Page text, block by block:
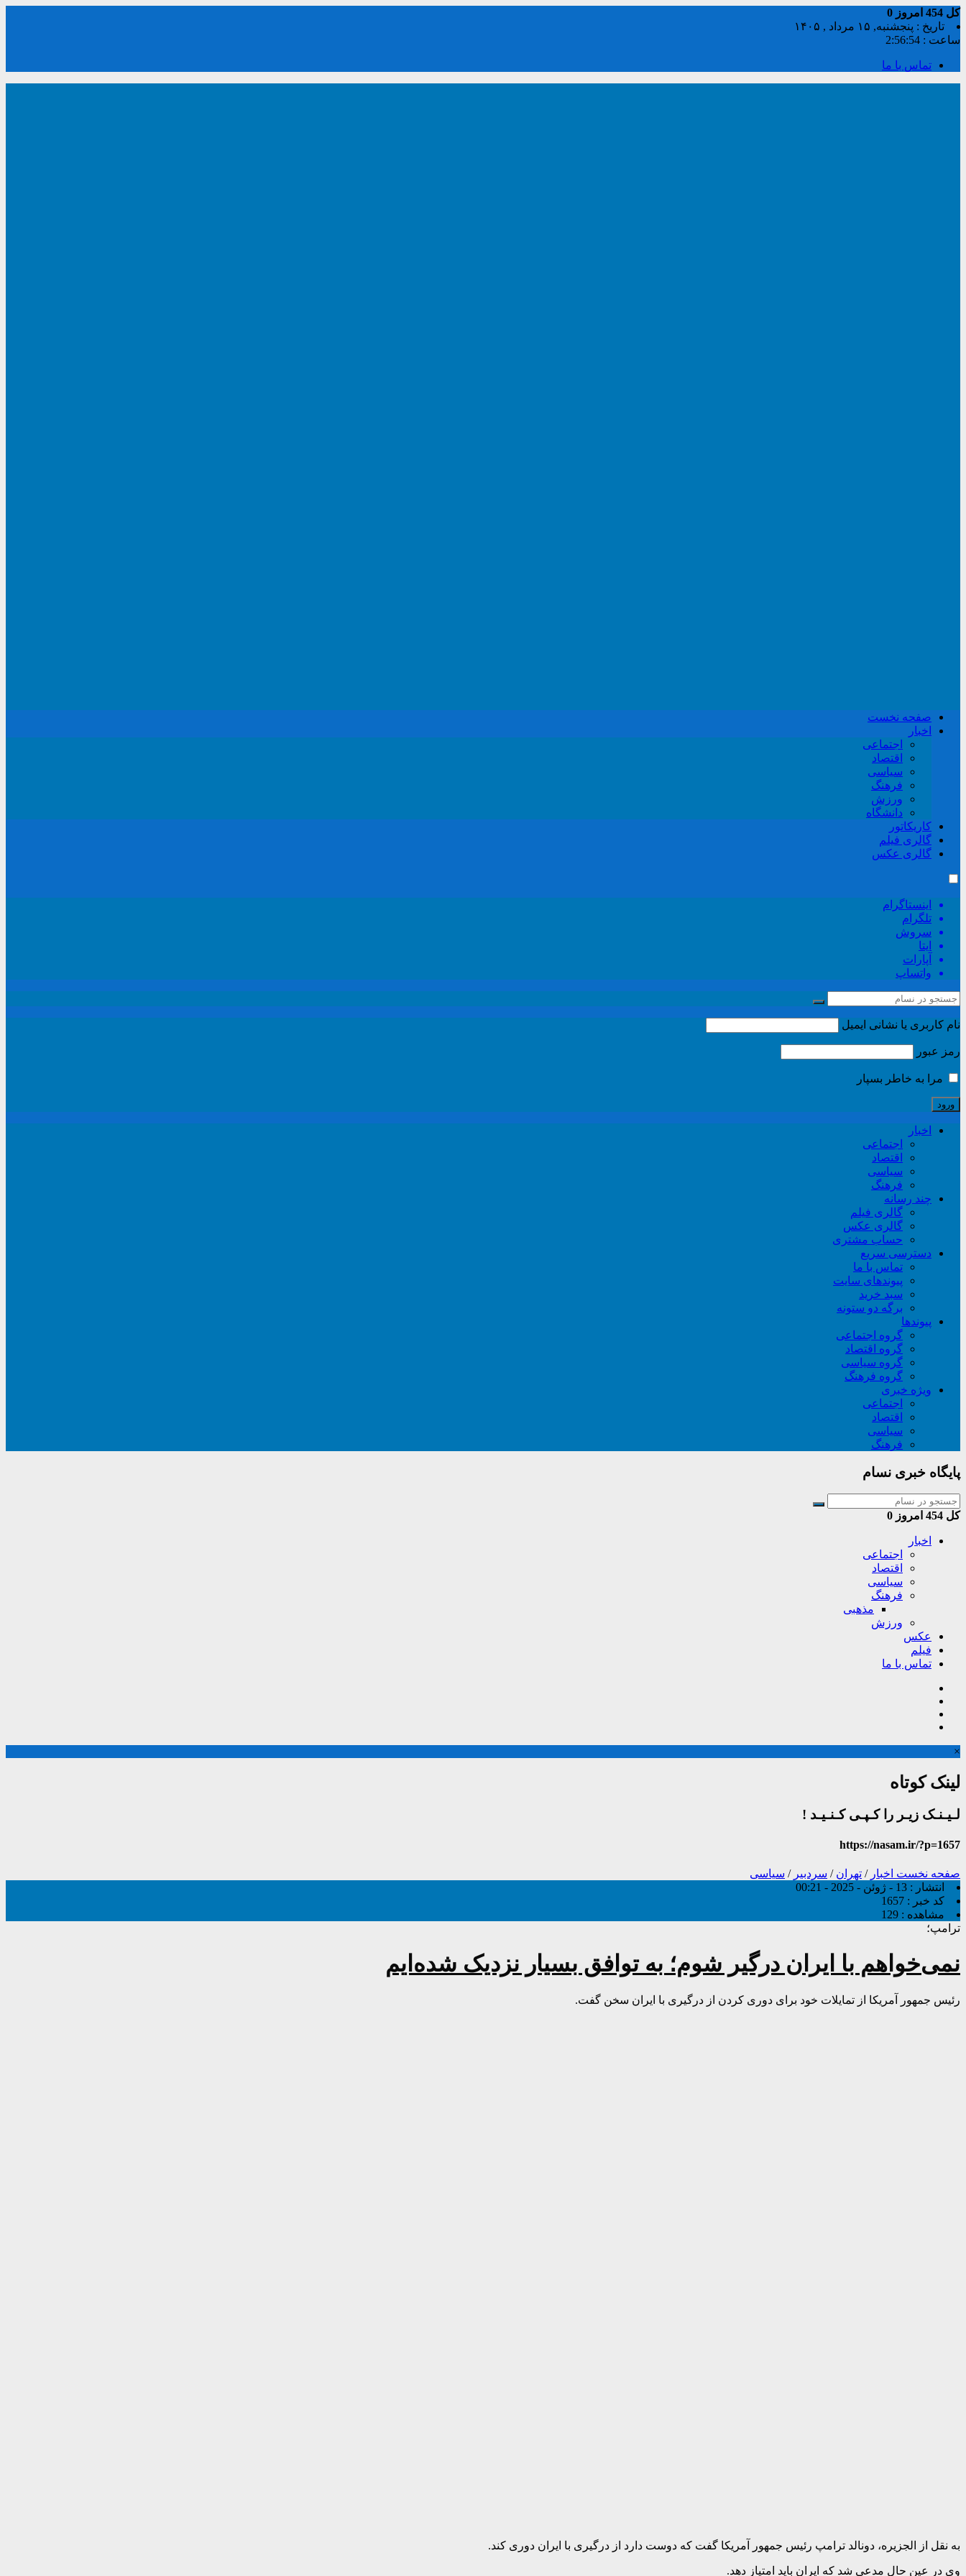
کل امروز 0
تاریخ : پنجشنبه, ۱۵ مرداد , ۱۴۰۵
ساعت : 2:56:55
تماس با ما
صفحه نخست
اخبار
اجتماعی
اقتصاد
سیاسی
فرهنگ
ورزش
دانشگاه
کاریکاتور
گالری فیلم
گالری عکس
اینستاگرام
تلگرام
سروش
ایتا
آپارات
واتساپ
نام کاربری یا نشانی ایمیل
رمز عبور
مرا به خاطر بسپار
اخبار
اجتماعی
اقتصاد
سیاسی
فرهنگ
چند رسانه
گالری فیلم
گالری عکس
حساب مشتری
دسترسی سریع
تماس با ما
پیوندهای سایت
سبد خريد
برگه دو ستونه
پیوندها
گروه اجتماعی
گروه اقتصاد
گروه سیاسی
گروه فرهنگ
ویژه خبری
اجتماعی
اقتصاد
سیاسی
فرهنگ
پایگاه خبری نسام
کل امروز 0
اخبار
اجتماعی
اقتصاد
سیاسی
فرهنگ
مذهبی
ورزش
عکس
فیلم
تماس با ما
×
لینک کوتاه
لـیـنـک زیـر را کـپـی کـنـیـد !
https://nasam.ir/?p=1657
صفحه نخست اخبار / تهران / سردبیر / سیاسی
انتشار : 13 - ژوئن - 2025 - 00:21
کد خبر : 1657
مشاهده : 129
ترامپ؛
نمی‌خواهم با ایران درگیر شوم؛ به توافق بسیار نزدیک شده‌ایم
رئیس جمهور آمریکا از تمایلات خود برای دوری کردن از درگیری با ایران سخن گفت.
به نقل از الجزیره، دونالد ترامپ رئیس جمهور آمریکا گفت که دوست دارد از درگیری با ایران دوری کند.
وی در عین حال مدعی شد که ایران باید امتیاز دهد.